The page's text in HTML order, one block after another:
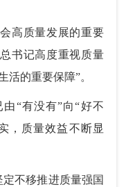
高质量发展的重要
书记高度重视质量
活的重要保障”。
“有没有”向“好不
，质量效益不断显
不移推进质量强国